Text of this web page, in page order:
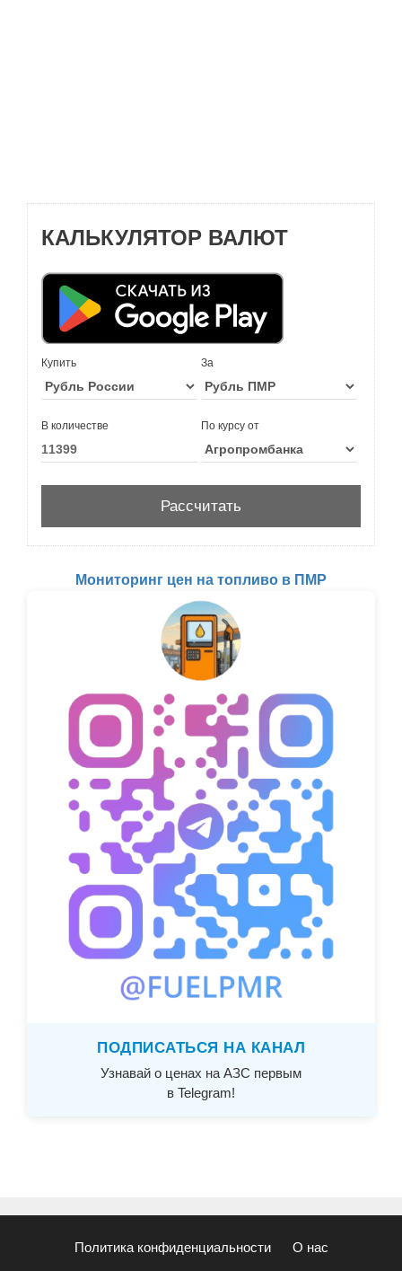
КАЛЬКУЛЯТОР ВАЛЮТ
Купить За
В количестве По курсу от
Мониторинг цен на топливо в ПМР
ПОДПИСАТЬСЯ НА КАНАЛ
Узнавай о ценах на АЗС первым
в Telegram!
Политика конфиденциальности О нас